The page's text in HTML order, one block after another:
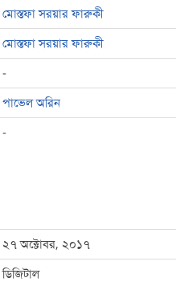
মোস্তফা সরয়ার ফারুকী
মোস্তফা সরয়ার ফারুকী
-
পাভেল অরিন
-
২৭ অক্টোবর, ২০১৭
ডিজিটাল